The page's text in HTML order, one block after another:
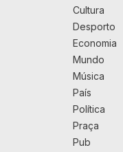
Cultura
Desporto
Economia
Mundo
Música
País
Política
Praça
Pub